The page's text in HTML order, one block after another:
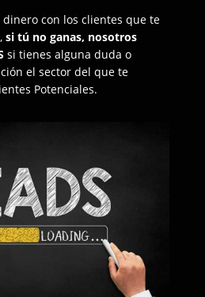
con los clientes que te
si tú no ganas, nosotros
si tienes alguna duda o
el sector del que te
Potenciales.